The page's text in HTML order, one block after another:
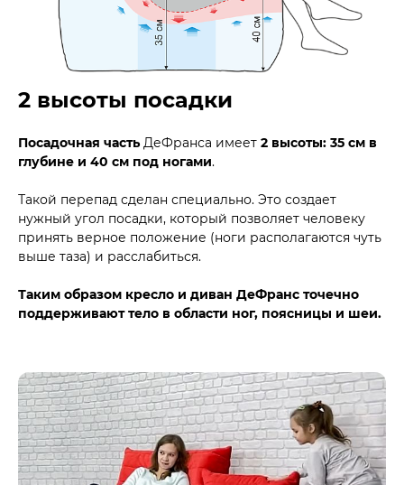
2 высоты посадки
Посадочная часть ДеФранса имеет 2 высоты: 35 см в
глубине и 40 см под ногами.
Такой перепад сделан специально. Это создает
нужный угол посадки, который позволяет человеку
принять верное положение (ноги располагаются чуть
выше таза) и расслабиться.
Таким образом кресло и диван ДеФранс точечно
поддерживают тело в области ног, поясницы и шеи.